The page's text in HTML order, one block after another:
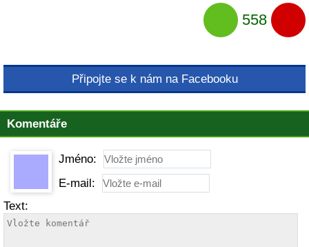
558
Připojte se k nám na Facebooku
Komentáře
Jméno:
E-mail:
Text: